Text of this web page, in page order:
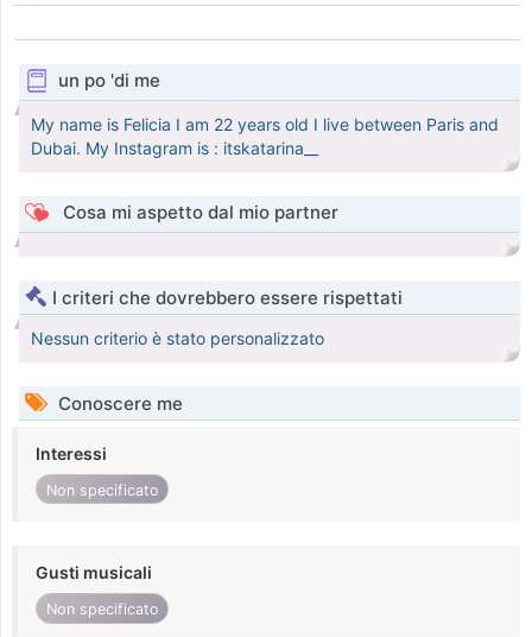
un po 'di me
My name is Felicia I am 22 years old I live between Paris and
Dubai. My Instagram is : itskatarina__
Cosa mi aspetto dal mio partner
I criteri che dovrebbero essere rispettati
Nessun criterio è stato personalizzato
Conoscere me
Interessi
Non specificato
Gusti musicali
Non specificato